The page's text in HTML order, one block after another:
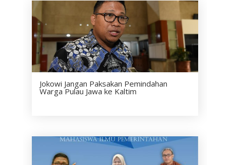
Jokowi Jangan Paksakan Pemindahan
Warga Pulau Jawa ke Kaltim